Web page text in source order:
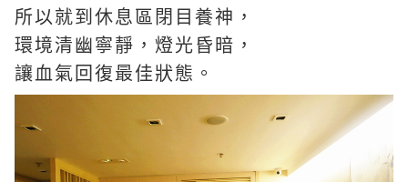
所以就到休息區閉目養神，
環境清幽寧靜，燈光昏暗，
讓血氣回復最佳狀態。